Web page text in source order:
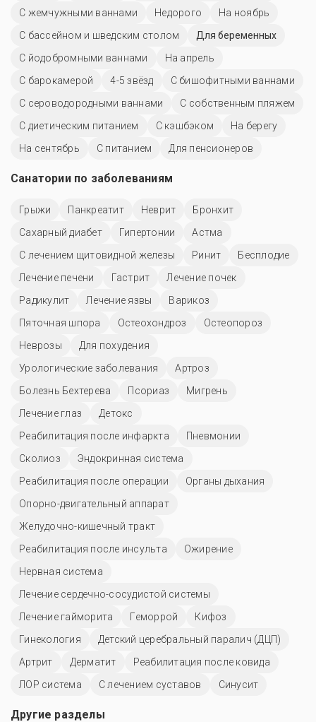
С жемчужными ваннами
Недорого
На ноябрь
С бассейном и шведским столом
Для беременных
С йодобромными ваннами
На апрель
С барокамерой
4-5 звёзд
С бишофитными ваннами
С сероводородными ваннами
С собственным пляжем
С диетическим питанием
С кэшбэком
На берегу
На сентябрь
С питанием Для пенсионеров
Санатории по заболеваниям
Грыжи Панкреатит Неврит
Бронхит
Сахарный диабет
Гипертонии
Астма
С лечением щитовидной железы
Ринит
Бесплодие
Лечение печени
Гастрит
Лечение почек
Радикулит
Лечение язвы
Варикоз
Пяточная шпора
Остеохондроз
Остеопороз
Неврозы
Для похудения
Урологические заболевания
Артроз
Болезнь Бехтерева
Псориаз
Мигрень
Лечение глаз
Детокс
Реабилитация после инфаркта
Пневмонии
Сколиоз
Эндокринная система
Реабилитация после операции
Органы дыхания
Опорно-двигательный аппарат
Желудочно-кишечный тракт
Реабилитация после инсульта
Ожирение
Нервная система
Лечение сердечно-сосудистой системы
Лечение гайморита
Геморрой
Кифоз
Гинекология
Детский церебральный паралич (ДЦП)
Артрит
Дерматит
Реабилитация после ковида
ЛОР система
С лечением суставов Синусит
Другие разделы